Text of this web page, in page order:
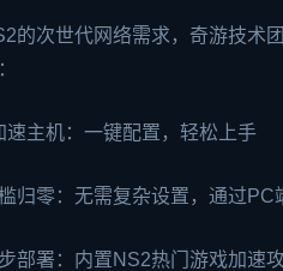
的次世代网络需求，奇游技术
速主机：一键配置，轻松上手
归零：无需复杂设置，通过PC
部署：内置NS2热门游戏加速